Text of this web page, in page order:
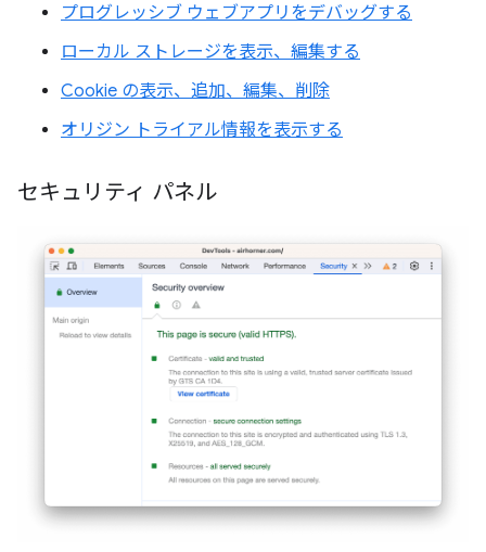
プログレッシブ ウェブアプリをデバッグする
ローカル ストレージを表示、編集する
Cookie の表示、追加、編集、削除
オリジン トライアル情報を表示する
セキュリティ パネル